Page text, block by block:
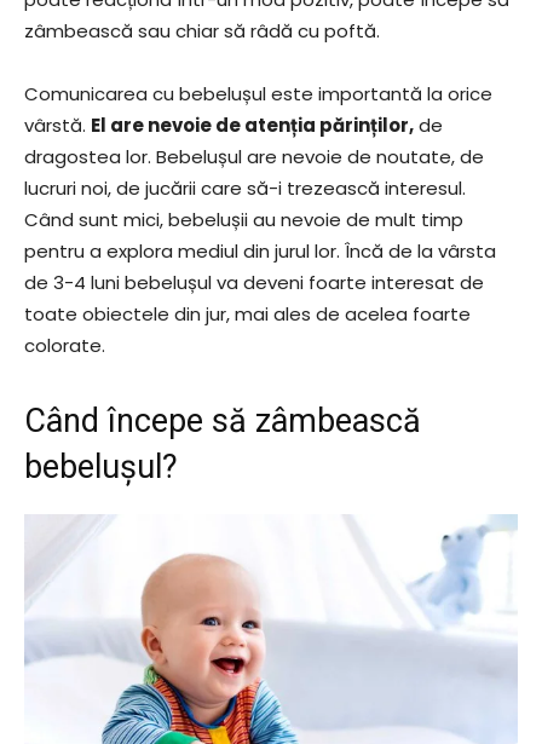
zâmbească sau chiar să râdă cu poftă.
Comunicarea cu bebelușul este importantă la orice
vârstă. El are nevoie de atenția părinților,de
dragostea lor. Bebelușul are nevoie de noutate, de
lucruri noi, de jucării care să-i trezească interesul.
Când sunt mici, bebelușii au nevoie de mult timp
pentru a explora mediul din jurul lor. Încă de la vârsta
de 3-4 luni bebelușul va deveni foarte interesat de
toate obiectele din jur, mai ales de acelea foarte
colorate.
Când începe să zâmbească
bebelușul?